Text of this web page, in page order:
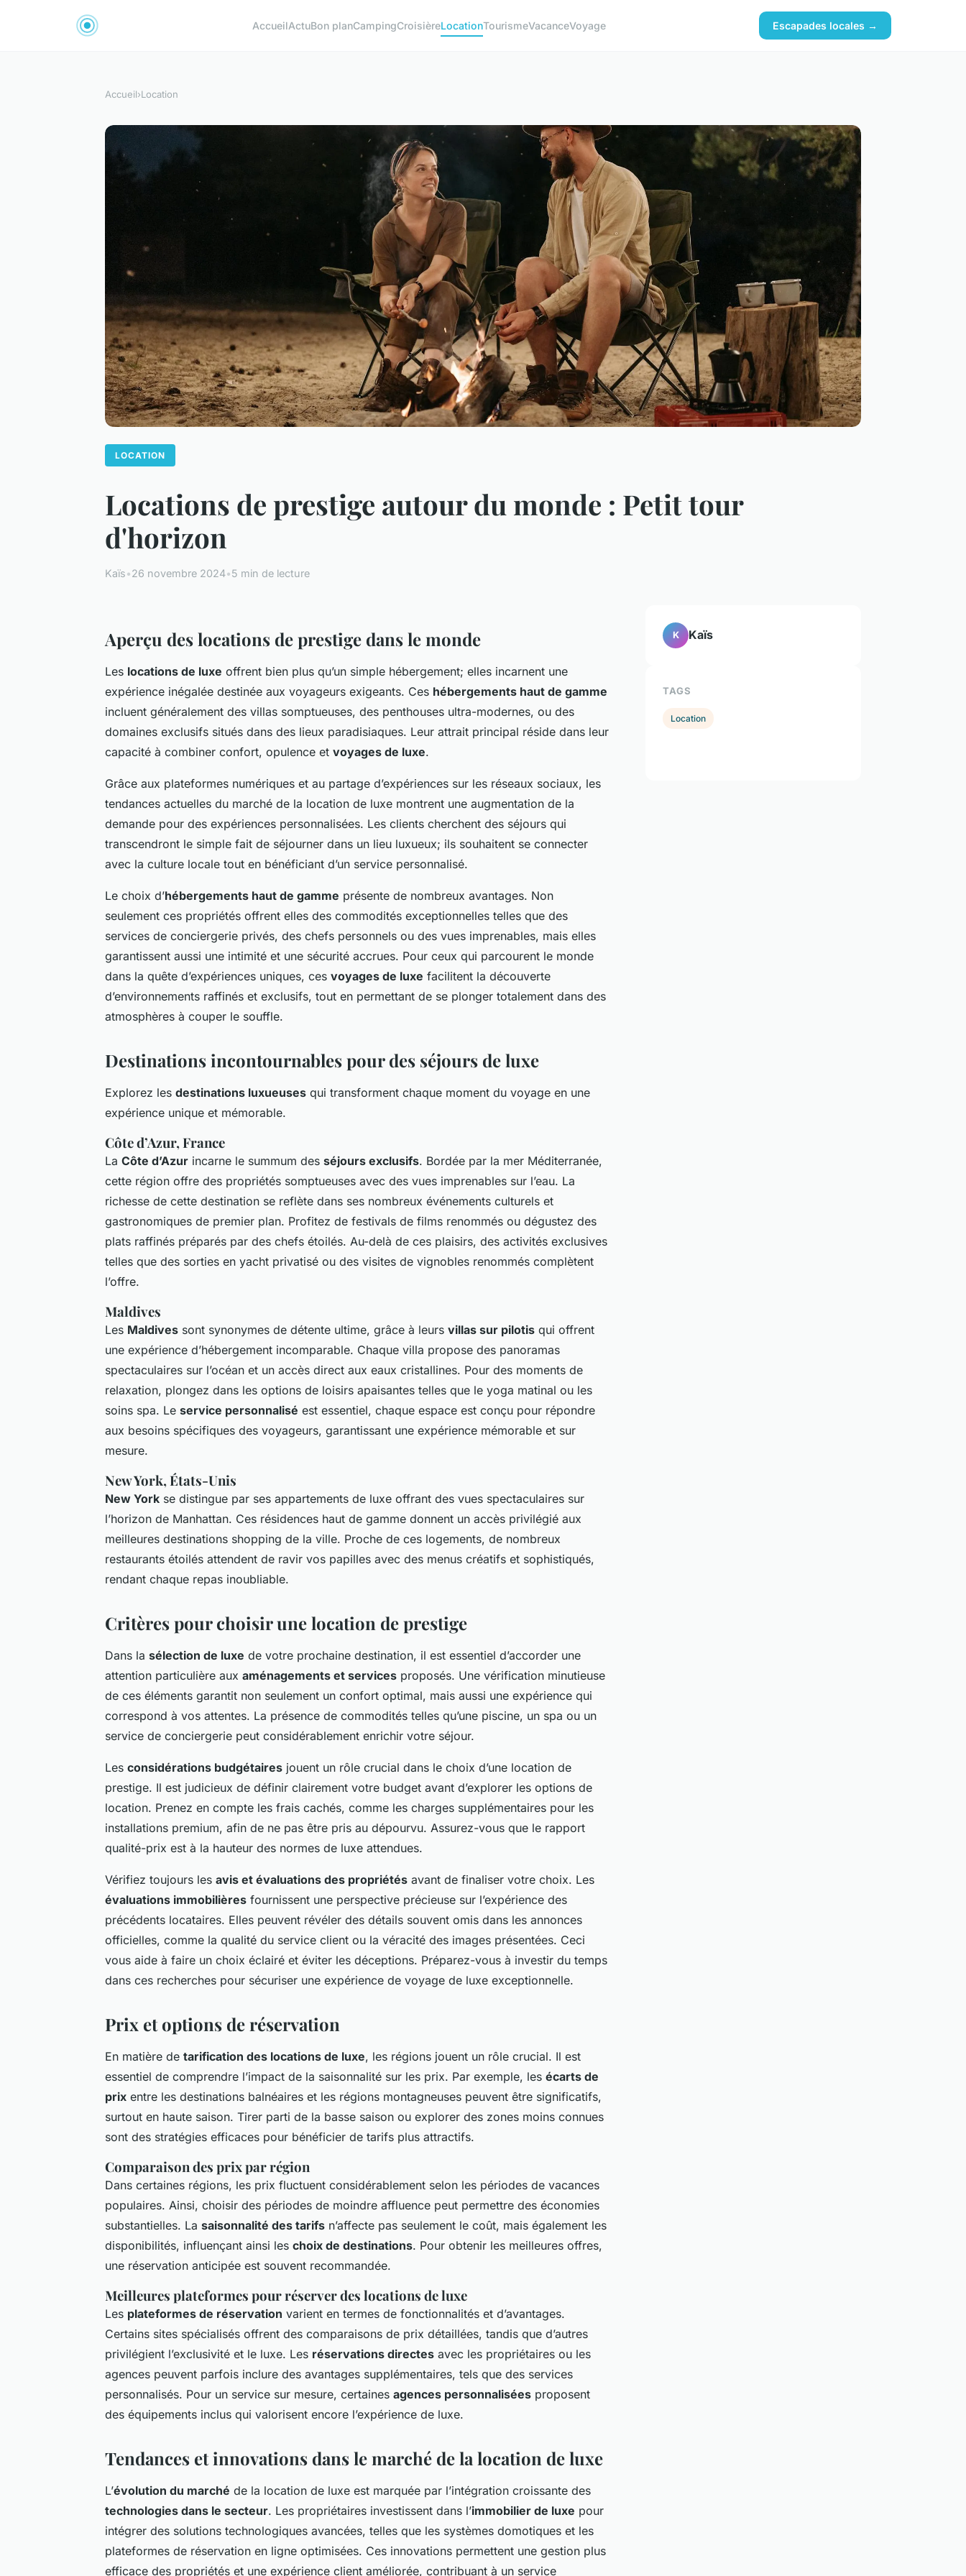
AccueilActuBon planCampingCroisièreLocationTourismeVacanceVoyage Escapades locales →
Accueil›Location
LOCATION
Locations de prestige autour du monde : Petit tour
d'horizon
Kaïs•26 novembre 2024•5 min de lecture
Aperçu des locations de prestige dans le monde
Les locations de luxe offrent bien plus qu’un simple hébergement; elles incarnent une
expérience inégalée destinée aux voyageurs exigeants. Ces hébergements haut de gamme
incluent généralement des villas somptueuses, des penthouses ultra-modernes, ou des
domaines exclusifs situés dans des lieux paradisiaques. Leur attrait principal réside dans leur
capacité à combiner confort, opulence et voyages de luxe.
Grâce aux plateformes numériques et au partage d’expériences sur les réseaux sociaux, les
tendances actuelles du marché de la location de luxe montrent une augmentation de la
demande pour des expériences personnalisées. Les clients cherchent des séjours qui
transcendront le simple fait de séjourner dans un lieu luxueux; ils souhaitent se connecter
avec la culture locale tout en bénéficiant d’un service personnalisé.
Le choix d’hébergements haut de gamme présente de nombreux avantages. Non
seulement ces propriétés offrent elles des commodités exceptionnelles telles que des
services de conciergerie privés, des chefs personnels ou des vues imprenables, mais elles
garantissent aussi une intimité et une sécurité accrues. Pour ceux qui parcourent le monde
dans la quête d’expériences uniques, ces voyages de luxe facilitent la découverte
d’environnements raffinés et exclusifs, tout en permettant de se plonger totalement dans des
atmosphères à couper le souffle.
Destinations incontournables pour des séjours de luxe
Explorez les destinations luxueuses qui transforment chaque moment du voyage en une
expérience unique et mémorable.
Côte d’Azur, France
La Côte d’Azur incarne le summum des séjours exclusifs. Bordée par la mer Méditerranée,
cette région offre des propriétés somptueuses avec des vues imprenables sur l’eau. La
richesse de cette destination se reflète dans ses nombreux événements culturels et
gastronomiques de premier plan. Profitez de festivals de films renommés ou dégustez des
plats raffinés préparés par des chefs étoilés. Au-delà de ces plaisirs, des activités exclusives
telles que des sorties en yacht privatisé ou des visites de vignobles renommés complètent
l’offre.
Maldives
Les Maldives sont synonymes de détente ultime, grâce à leurs villas sur pilotis qui offrent
une expérience d’hébergement incomparable. Chaque villa propose des panoramas
spectaculaires sur l’océan et un accès direct aux eaux cristallines. Pour des moments de
relaxation, plongez dans les options de loisirs apaisantes telles que le yoga matinal ou les
soins spa. Le service personnalisé est essentiel, chaque espace est conçu pour répondre
aux besoins spécifiques des voyageurs, garantissant une expérience mémorable et sur
mesure.
New York, États-Unis
New York se distingue par ses appartements de luxe offrant des vues spectaculaires sur
l’horizon de Manhattan. Ces résidences haut de gamme donnent un accès privilégié aux
meilleures destinations shopping de la ville. Proche de ces logements, de nombreux
restaurants étoilés attendent de ravir vos papilles avec des menus créatifs et sophistiqués,
rendant chaque repas inoubliable.
Critères pour choisir une location de prestige
Dans la sélection de luxe de votre prochaine destination, il est essentiel d’accorder une
attention particulière aux aménagements et services proposés. Une vérification minutieuse
de ces éléments garantit non seulement un confort optimal, mais aussi une expérience qui
correspond à vos attentes. La présence de commodités telles qu’une piscine, un spa ou un
service de conciergerie peut considérablement enrichir votre séjour.
Les considérations budgétaires jouent un rôle crucial dans le choix d’une location de
prestige. Il est judicieux de définir clairement votre budget avant d’explorer les options de
location. Prenez en compte les frais cachés, comme les charges supplémentaires pour les
installations premium, afin de ne pas être pris au dépourvu. Assurez-vous que le rapport
qualité-prix est à la hauteur des normes de luxe attendues.
Vérifiez toujours les avis et évaluations des propriétés avant de finaliser votre choix. Les
évaluations immobilières fournissent une perspective précieuse sur l’expérience des
précédents locataires. Elles peuvent révéler des détails souvent omis dans les annonces
officielles, comme la qualité du service client ou la véracité des images présentées. Ceci
vous aide à faire un choix éclairé et éviter les déceptions. Préparez-vous à investir du temps
dans ces recherches pour sécuriser une expérience de voyage de luxe exceptionnelle.
Prix et options de réservation
En matière de tarification des locations de luxe, les régions jouent un rôle crucial. Il est
essentiel de comprendre l’impact de la saisonnalité sur les prix. Par exemple, les écarts de
prix entre les destinations balnéaires et les régions montagneuses peuvent être significatifs,
surtout en haute saison. Tirer parti de la basse saison ou explorer des zones moins connues
sont des stratégies efficaces pour bénéficier de tarifs plus attractifs.
Comparaison des prix par région
Dans certaines régions, les prix fluctuent considérablement selon les périodes de vacances
populaires. Ainsi, choisir des périodes de moindre affluence peut permettre des économies
substantielles. La saisonnalité des tarifs n’affecte pas seulement le coût, mais également les
disponibilités, influençant ainsi les choix de destinations. Pour obtenir les meilleures offres,
une réservation anticipée est souvent recommandée.
Meilleures plateformes pour réserver des locations de luxe
Les plateformes de réservation varient en termes de fonctionnalités et d’avantages.
Certains sites spécialisés offrent des comparaisons de prix détaillées, tandis que d’autres
privilégient l’exclusivité et le luxe. Les réservations directes avec les propriétaires ou les
agences peuvent parfois inclure des avantages supplémentaires, tels que des services
personnalisés. Pour un service sur mesure, certaines agences personnalisées proposent
des équipements inclus qui valorisent encore l’expérience de luxe.
Tendances et innovations dans le marché de la location de luxe
L’évolution du marché de la location de luxe est marquée par l’intégration croissante des
technologies dans le secteur. Les propriétaires investissent dans l’immobilier de luxe pour
intégrer des solutions technologiques avancées, telles que les systèmes domotiques et les
plateformes de réservation en ligne optimisées. Ces innovations permettent une gestion plus
efficace des propriétés et une expérience client améliorée, contribuant à un service
K Kaïs
TAGS
Location